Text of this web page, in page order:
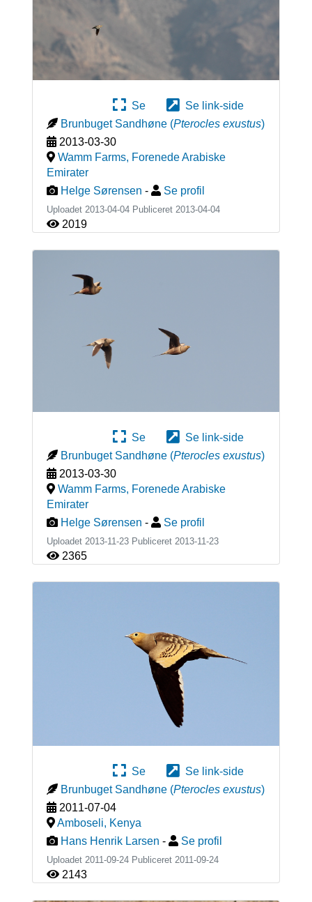
Se
Se link-side
Brunbuget Sandhøne (Pterocles exustus)
2013-03-30
Wamm Farms, Forenede Arabiske
Emirater
Helge Sørensen - Se profil
Uploadet 2013-04-04 Publiceret 2013-04-04
2019
Se
Se link-side
Brunbuget Sandhøne (Pterocles exustus)
2013-03-30
Wamm Farms, Forenede Arabiske
Emirater
Helge Sørensen - Se profil
Uploadet 2013-11-23 Publiceret 2013-11-23
2365
Se
Se link-side
Brunbuget Sandhøne (Pterocles exustus)
2011-07-04
Amboseli, Kenya
Hans Henrik Larsen - Se profil
Uploadet 2011-09-24 Publiceret 2011-09-24
2143